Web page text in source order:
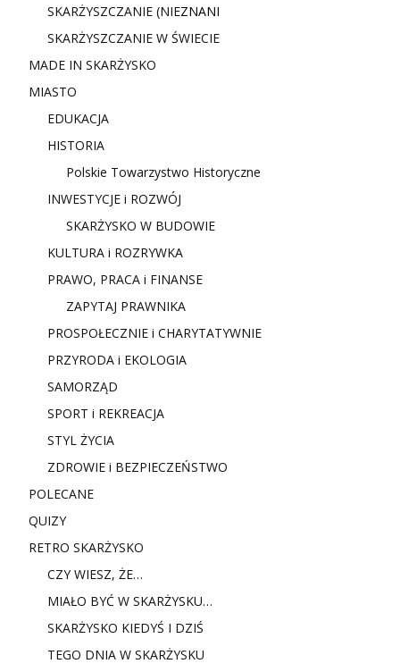
SKARŻYSZCZANIE (NIEZNANI
SKARŻYSZCZANIE W ŚWIECIE
MADE IN SKARŻYSKO
MIASTO
EDUKACJA
HISTORIA
Polskie Towarzystwo Historyczne
INWESTYCJE i ROZWÓJ
SKARŻYSKO W BUDOWIE
KULTURA i ROZRYWKA
PRAWO, PRACA i FINANSE
ZAPYTAJ PRAWNIKA
PROSPOŁECZNIE i CHARYTATYWNIE
PRZYRODA i EKOLOGIA
SAMORZĄD
SPORT i REKREACJA
STYL ŻYCIA
ZDROWIE i BEZPIECZEŃSTWO
POLECANE
QUIZY
RETRO SKARŻYSKO
CZY WIESZ, ŻE…
MIAŁO BYĆ W SKARŻYSKU…
SKARŻYSKO KIEDYŚ I DZIŚ
TEGO DNIA W SKARŻYSKU